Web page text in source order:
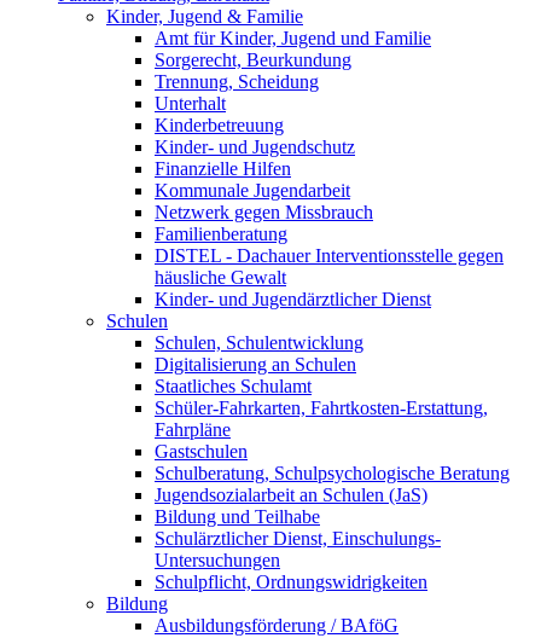
Kinder, Jugend & Familie
Amt für Kinder, Jugend und Familie
Sorgerecht, Beurkundung
Trennung, Scheidung
Unterhalt
Kinderbetreuung
Kinder- und Jugendschutz
Finanzielle Hilfen
Kommunale Jugendarbeit
Netzwerk gegen Missbrauch
Familienberatung
DISTEL - Dachauer Interventionsstelle gegen
häusliche Gewalt
Kinder- und Jugendärztlicher Dienst
Schulen
Schulen, Schulentwicklung
Digitalisierung an Schulen
Staatliches Schulamt
Schüler-Fahrkarten, Fahrtkosten-Erstattung,
Fahrpläne
Gastschulen
Schulberatung, Schulpsychologische Beratung
Jugendsozialarbeit an Schulen (JaS)
Bildung und Teilhabe
Schulärztlicher Dienst, Einschulungs-
Untersuchungen
Schulpflicht, Ordnungswidrigkeiten
Bildung
Ausbildungsförderung / BAföG